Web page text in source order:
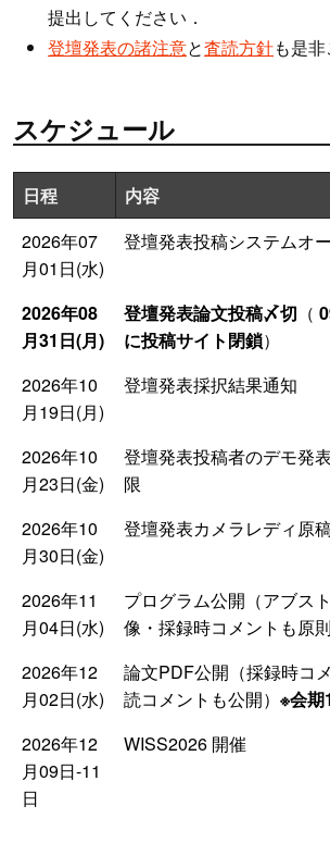
提出してください．
登壇発表の諸注意と査読方針も是
スケジュール
日程
内容
2026年07
月01日(水)
登壇発表投稿システムオ
2026年08
月31日(月)
登壇発表論文投稿〆切 （
に投稿サイト閉鎖）
2026年10
月19日(月)
登壇発表採択結果通知
2026年10
月23日(金)
登壇発表投稿者のデモ発
限
2026年10
月30日(金)
登壇発表カメラレディ原
2026年11
月04日(水)
プログラム公開（アブス
像・採録時コメントも原則
2026年12
月02日(水)
論文PDF公開（採録時コ
読コメントも公開） ※会期
2026年12
月09日-11
日
WISS2026 開催